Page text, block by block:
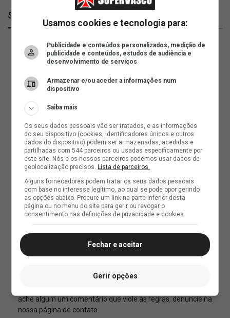
SuperVasco
Usamos cookies e tecnologia para:
Publicidade e conteúdos personalizados, medição de
publicidade e conteúdos, estudos de audiência e
desenvolvimento de serviços
Armazenar e/ou aceder a informações num
dispositivo
Saiba mais
Os seus dados pessoais vão ser tratados, e as informações
do seu dispositivo (cookies, identificadores únicos e outros
dados do dispositivo) podem ser armazenadas, acedidas e
partilhadas com 544 parceiros ou usadas especificamente por
este site. Nós e os nossos parceiros podemos usar dados de
geolocalização precisos. Lista de parceiros.
Alguns fornecedores podem tratar os seus dados pessoais
com base no interesse legítimo, ao qual se pode opor gerindo
as opções abaixo. Procure um link na parte inferior desta
página ou no menu do site para gerir ou revogar o
consentimento nas definições de privacidade e cookies.
Fechar e aceitar
Gerir opções